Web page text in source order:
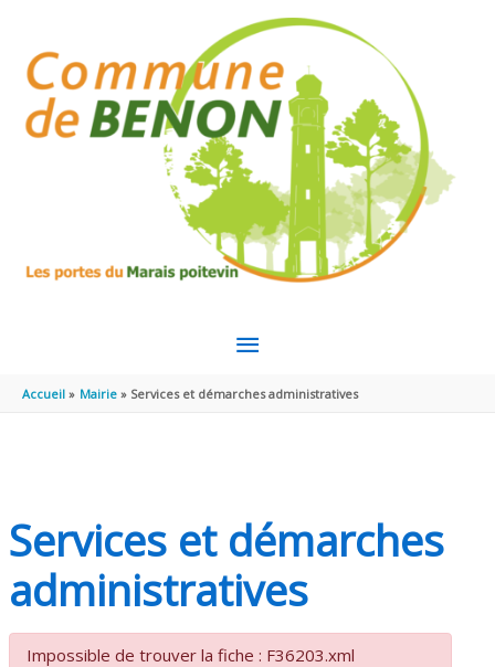
MENU
PRINCIPAL
Accueil Mairie Services et démarches administratives
Services et démarches
administratives
Impossible de trouver la fiche : F36203.xml